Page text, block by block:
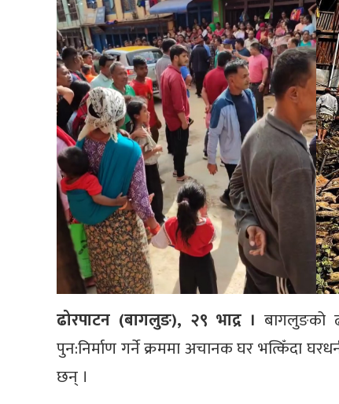
ढोरपाटन (बागलुङ), २९ भाद्र ।बागलुङको
पुन:निर्माण गर्ने क्रममा अचानक घर भत्किँदा
छन् ।